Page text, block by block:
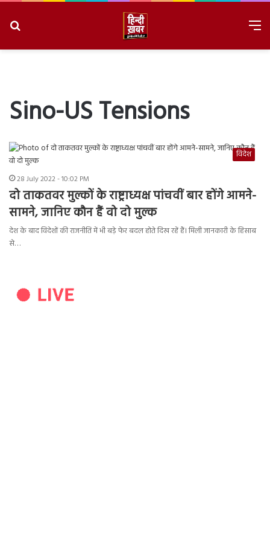
Sino-US Tensions
विदेश
28 July 2022 - 10:02 PM
दो ताकतवर मुल्कों के राष्ट्राध्यक्ष पांचवीं बार होंगे आमने-
सामने, जानिए कौन हैं वो दो मुल्क
देश के बाद विदेशों की राजनीति में भी बड़े फेर बदल होते दिख रहें हैं। मिली जानकारी के हिसाब
से…